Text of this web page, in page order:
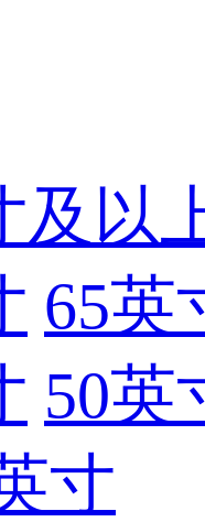
及以
65英
50英
寸